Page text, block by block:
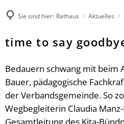
Herzlich
Not-
Unsere
Unsere
Märkte
Natur-
Aktuelles
Finanzen
Kultur &
Wandern
Aktiv &
Sie sind hier: Rathaus Aktuelles
time to say
Bedauern schwang mit beim
Bauer, pädagogische
der Verbandsgemeinde. So
Wegbegleiterin Claudia